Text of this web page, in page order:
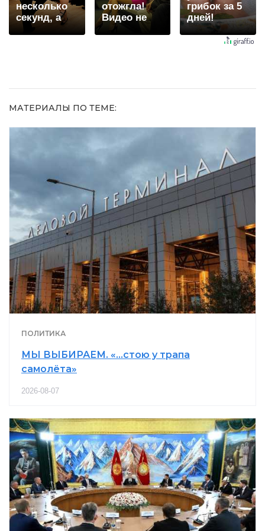
несколько
секунд, а
смеяться
отожгла!
Видео не
оставит
грибок за 5
дней!
МАТЕРИАЛЫ ПО ТЕМЕ:
ПОЛИТИКА
МЫ ВЫБИРАЕМ. «…стою у трапа
самолёта»
2026-08-07